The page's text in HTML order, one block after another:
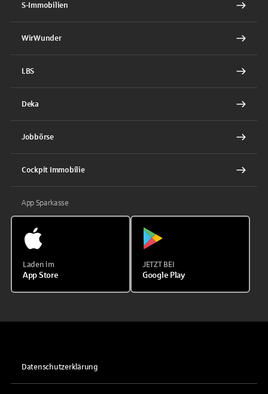
S-Immobilien
WirWunder
LBS
Deka
Jobbörse
Cockpit Immobilie
App Sparkasse
Laden im
App Store
JETZT BEI
Google Play
Datenschutzerklärung